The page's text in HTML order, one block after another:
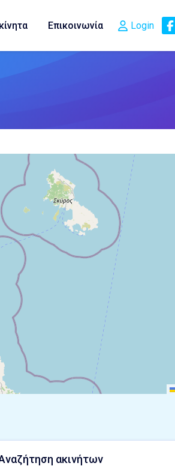
Επικοινωνία Login
ακινήτων